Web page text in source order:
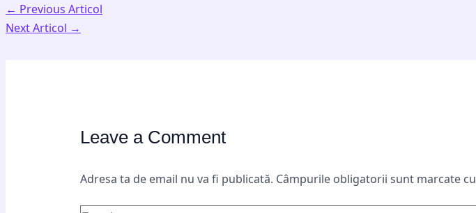
← Previous Articol
Next Articol →
Leave a Comment
Adresa ta de email nu va fi publicată. Câmpurile obligatorii sunt marcate cu